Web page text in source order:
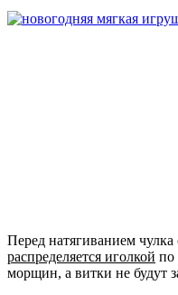
Перед натягиванием чулка
распределяется иголкой по
морщин, а витки не будут